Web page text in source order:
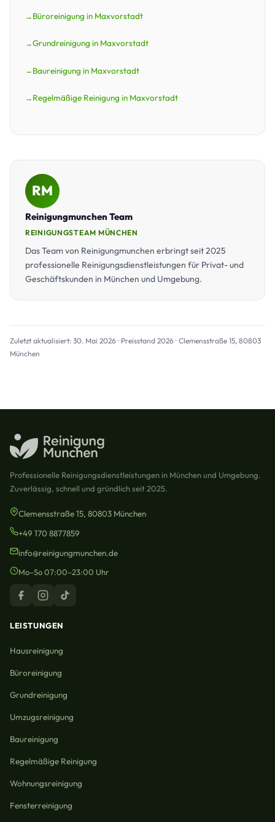
Büroreinigung in Maxvorstadt
Grundreinigung in Maxvorstadt
Baureinigung in Maxvorstadt
Regelmäßige Reinigung in Maxvorstadt
RM
Reinigungmunchen Team
REINIGUNGSTEAM MÜNCHEN
Das Team von Reinigungmunchen erbringt seit 2025
professionelle Reinigungsdienstleistungen für Privat- und
Geschäftskunden in München und Umgebung.
Zuletzt aktualisiert: 30. Mai 2026 · Preisstand 2026 · Clemensstraße 15, 80803
München
Professionelle Reinigungsdienstleistungen in München und Umgebung.
Zuverlässig, schnell und gründlich seit 2025.
Clemensstraße 15, 80803 München
+49 170 8877859
info@reinigungmunchen.de
Mo–So 07:00–23:00 Uhr
LEISTUNGEN
Hausreinigung
Büroreinigung
Grundreinigung
Umzugsreinigung
Baureinigung
Regelmäßige Reinigung
Wohnungsreinigung
Fensterreinigung